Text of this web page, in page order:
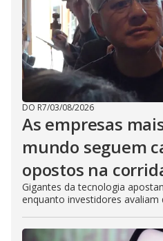
DO R7/03/08/2026
As empresas
mundo seguem
opostos na
Gigantes da tecnologia
enquanto investidores avaliam